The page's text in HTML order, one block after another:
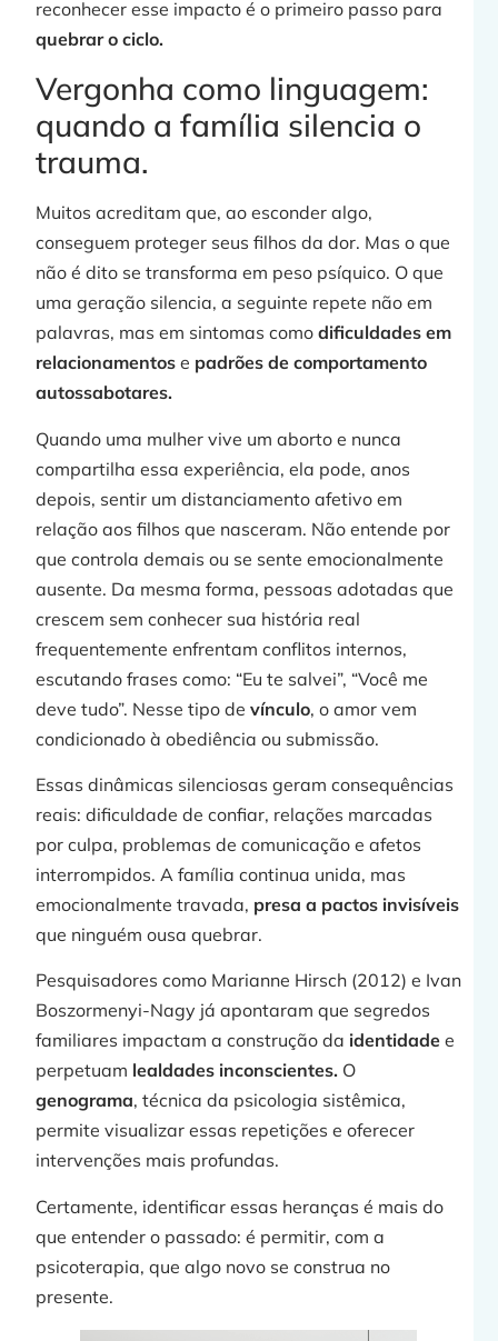
reconhecer esse impacto é o primeiro passo para
quebrar o ciclo.
Vergonha como linguagem:
quando a família silencia o
trauma.
Muitos acreditam que, ao esconder algo,
conseguem proteger seus filhos da dor. Mas o que
não é dito se transforma em peso psíquico. O que
uma geração silencia, a seguinte repete não em
palavras, mas em sintomas comodificuldades em
relacionamentos e padrões de comportamento
autossabotares.
Quando uma mulher vive um aborto e nunca
compartilha essa experiência, ela pode, anos
depois, sentir um distanciamento afetivo em
relação aos filhos que nasceram. Não entende por
que controla demais ou se sente emocionalmente
ausente. Da mesma forma, pessoas adotadas que
crescem sem conhecer sua história real
frequentemente enfrentam conflitos internos,
escutando frases como: “Eu te salvei”, “Você me
deve tudo”. Nesse tipo de vínculo, o amor vem
condicionado à obediência ou submissão.
Essas dinâmicas silenciosas geram consequências
reais: dificuldade de confiar, relações marcadas
por culpa, problemas de comunicação e afetos
interrompidos. A família continua unida, mas
emocionalmente travada, presa a pactos invisíveis
que ninguém ousa quebrar.
Pesquisadores como Marianne Hirsch (2012) e Ivan
Boszormenyi-Nagy já apontaram que segredos
familiares impactam a construção da identidadee
perpetuam lealdades inconscientes. O
genograma, técnica da psicologia sistêmica,
permite visualizar essas repetições e oferecer
intervenções mais profundas.
Certamente, identificar essas heranças é mais do
que entender o passado: é permitir, com a
psicoterapia, que algo novo se construa no
presente.